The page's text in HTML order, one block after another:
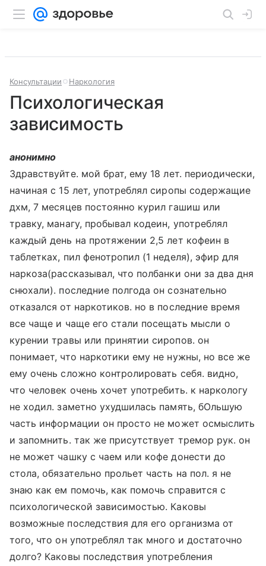
Консультации Наркология
Психологическая
зависимость
анонимно
Здравствуйте. мой брат, ему 18 лет. периодически,
начиная с 15 лет, употреблял сиропы содержащие
дхм, 7 месяцев постоянно курил гашиш или
травку, манагу, пробывал кодеин, употреблял
каждый день на протяжении 2,5 лет кофеин в
таблетках, пил фенотропил (1 неделя), эфир для
наркоза(рассказывал, что полбанки они за два дня
снюхали). последние полгода он сознательно
отказался от наркотиков. но в последние время
все чаще и чаще его стали посещать мысли о
курении травы или принятии сиропов. он
понимает, что наркотики ему не нужны, но все же
ему очень сложно контролировать себя. видно,
что человек очень хочет употребить. к наркологу
не ходил. заметно ухудшилась память, бОльшую
часть информации он просто не может осмыслить
и запомнить. так же присутствует тремор рук. он
не может чашку с чаем или кофе донести до
стола, обязательно прольет часть на пол. я не
знаю как ем помочь, как помочь справится с
психологической зависимостью. Каковы
возможные последствия для его организма от
того, что он употреблял так много и достаточно
долго? Каковы последствия употребления